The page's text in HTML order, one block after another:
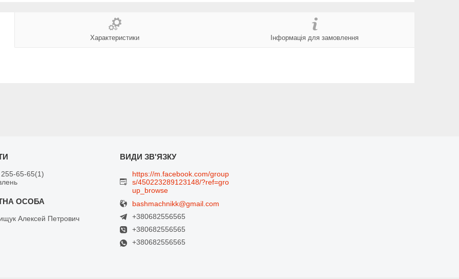
Характеристики Інформація для замовлення
65-65 1
Алексей Петрович
https://m.facebook.com/group
s/450223289123148/?ref=gro
up_browse
bashmachnikk@gmail.com
+380682556565
+380682556565
+380682556565